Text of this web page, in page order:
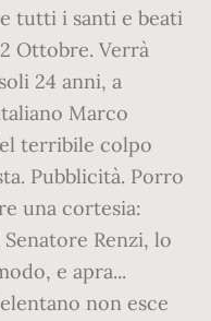
tutti i santi e beati
Ottobre. Verrà
24 anni, a
Marco
terribile colpo
Pubblicità. Porro
una cortesia:
Renzi, lo
e apra...
non esce